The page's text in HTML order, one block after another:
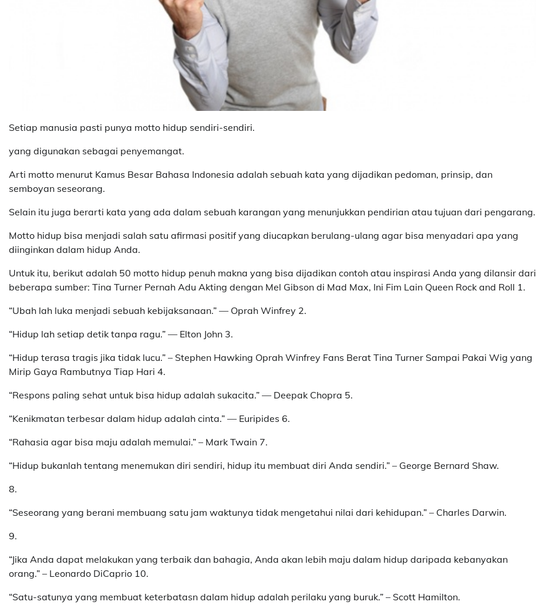
Setiap manusia pasti punya motto hidup sendiri-sendiri.
yang digunakan sebagai penyemangat.
Arti motto menurut Kamus Besar Bahasa Indonesia adalah sebuah kata yang dijadikan pedoman, prinsip, dan
semboyan seseorang.
Selain itu juga berarti kata yang ada dalam sebuah karangan yang menunjukkan pendirian atau tujuan dari pengarang.
Motto hidup bisa menjadi salah satu afirmasi positif yang diucapkan berulang-ulang agar bisa menyadari apa yang
diinginkan dalam hidup Anda.
Untuk itu, berikut adalah 50 motto hidup penuh makna yang bisa dijadikan contoh atau inspirasi Anda yang dilansir dari
beberapa sumber: Tina Turner Pernah Adu Akting dengan Mel Gibson di Mad Max, Ini Fim Lain Queen Rock and Roll 1.
“Ubah lah luka menjadi sebuah kebijaksanaan.” — Oprah Winfrey 2.
“Hidup lah setiap detik tanpa ragu.” — Elton John 3.
“Hidup terasa tragis jika tidak lucu.” – Stephen Hawking Oprah Winfrey Fans Berat Tina Turner Sampai Pakai Wig yang
Mirip Gaya Rambutnya Tiap Hari 4.
“Respons paling sehat untuk bisa hidup adalah sukacita.” — Deepak Chopra 5.
“Kenikmatan terbesar dalam hidup adalah cinta.” — Euripides 6.
“Rahasia agar bisa maju adalah memulai.” – Mark Twain 7.
“Hidup bukanlah tentang menemukan diri sendiri, hidup itu membuat diri Anda sendiri.” – George Bernard Shaw.
8.
“Seseorang yang berani membuang satu jam waktunya tidak mengetahui nilai dari kehidupan.” – Charles Darwin.
9.
“Jika Anda dapat melakukan yang terbaik dan bahagia, Anda akan lebih maju dalam hidup daripada kebanyakan
orang.” – Leonardo DiCaprio 10.
“Satu-satunya yang membuat keterbatasn dalam hidup adalah perilaku yang buruk.” – Scott Hamilton.